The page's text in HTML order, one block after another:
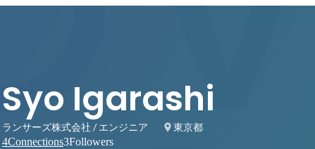
Syo Igarashi
ランサーズ株式会社 / エンジニア
東京都
4Connections3Followers